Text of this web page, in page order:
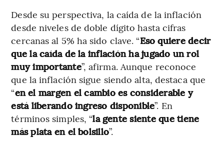
Desde su perspectiva, la caída de la inflación
desde niveles de doble dígito hasta cifras
cercanas al 5% ha sido clave. “Eso quiere decir
que la caída de la inflación ha jugado un rol
muy importante”, afirma. Aunque reconoce
que la inflación sigue siendo alta, destaca que
“en el margen el cambio es considerable y
está liberando ingreso disponible”. En
términos simples, “la gente siente que tiene
más plata en el bolsillo”.